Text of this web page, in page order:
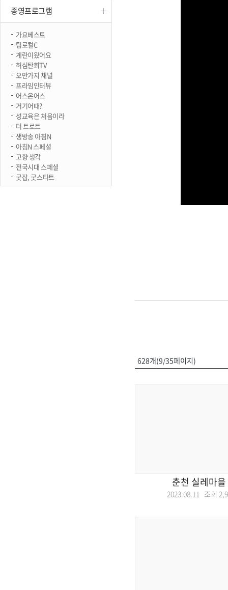
종영프로그램
가요베스트
팀로컬C
계란이왔어요
허심탄회TV
오만가지 채널
프라임인터뷰
어스온어스
거기어때?
성교육은 처음이라
더 트로트
생방송 아침N
아침N 스페셜
고향 생각
전국시대 스페셜
굿잡, 굿스타트
628개(9/35페이지)
춘천 실레마
2023.08.11 조회